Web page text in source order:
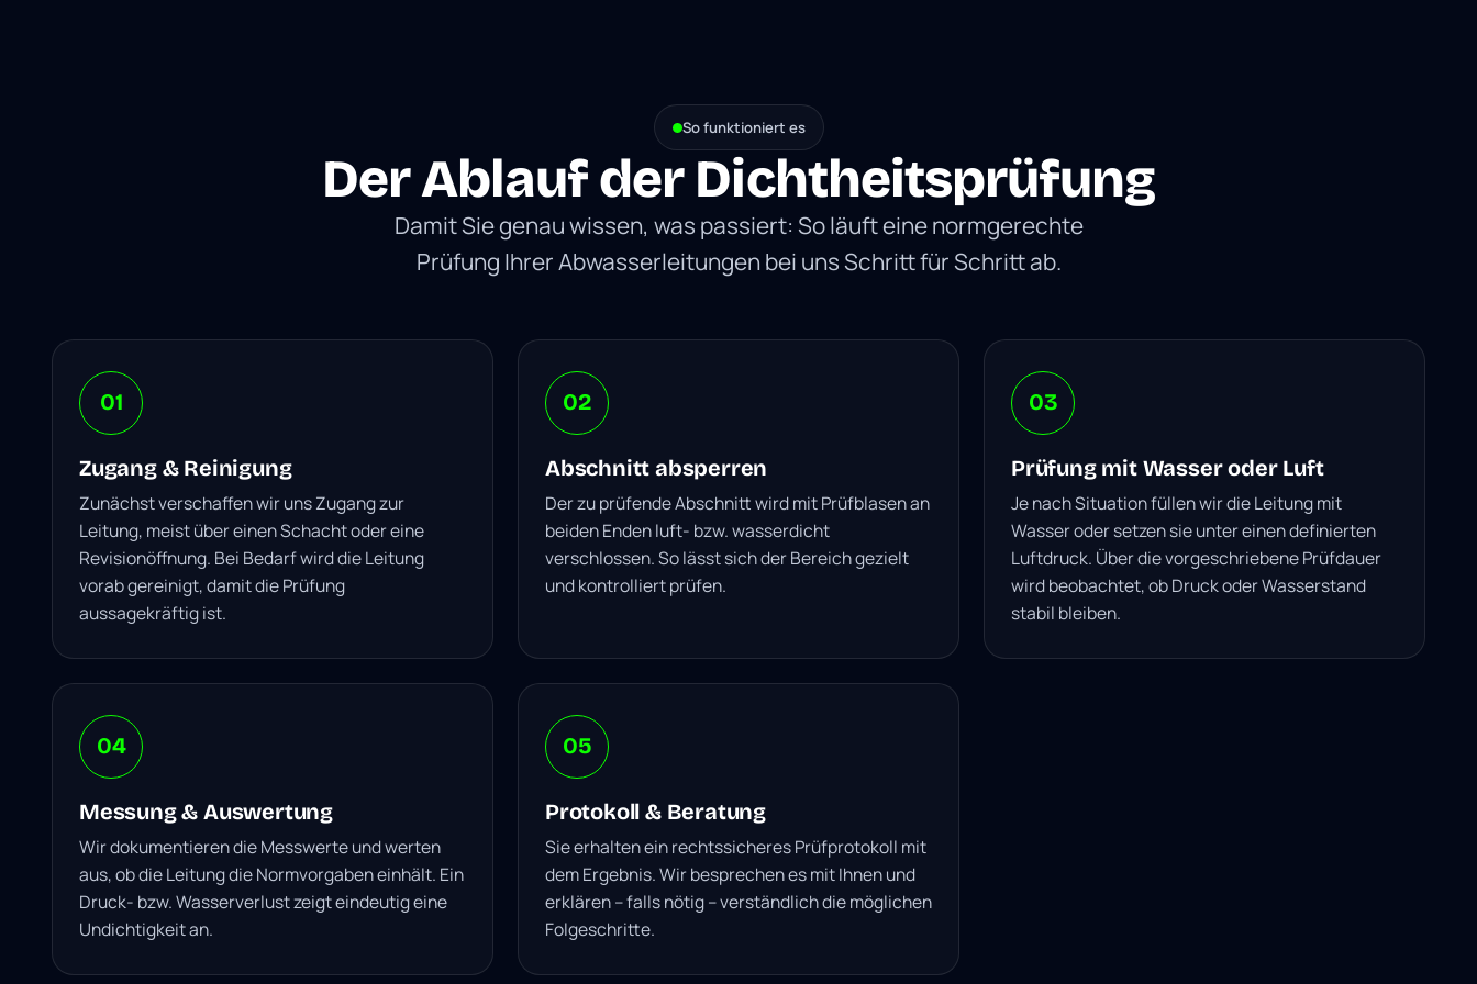
So funktioniert es
Der Ablauf der Dichtheitsprüfung
Damit Sie genau wissen, was passiert: So läuft eine normgerechte
Prüfung Ihrer Abwasserleitungen bei uns Schritt für Schritt ab.
01
Zugang & Reinigung
Zunächst verschaffen wir uns Zugang zur
Leitung, meist über einen Schacht oder eine
Revisionöffnung. Bei Bedarf wird die Leitung
vorab gereinigt, damit die Prüfung
aussagekräftig ist.
02
Abschnitt absperren
Der zu prüfende Abschnitt wird mit Prüfblasen an
beiden Enden luft- bzw. wasserdicht
verschlossen. So lässt sich der Bereich gezielt
und kontrolliert prüfen.
03
Prüfung mit Wasser oder Luft
Je nach Situation füllen wir die Leitung mit
Wasser oder setzen sie unter einen definierten
Luftdruck. Über die vorgeschriebene Prüfdauer
wird beobachtet, ob Druck oder Wasserstand
stabil bleiben.
04
Messung & Auswertung
Wir dokumentieren die Messwerte und werten
aus, ob die Leitung die Normvorgaben einhält. Ein
Druck- bzw. Wasserverlust zeigt eindeutig eine
Undichtigkeit an.
05
Protokoll & Beratung
Sie erhalten ein rechtssicheres Prüfprotokoll mit
dem Ergebnis. Wir besprechen es mit Ihnen und
erklären – falls nötig – verständlich die möglichen
Folgeschritte.